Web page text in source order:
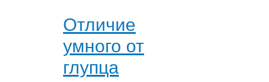
Отличие
умного от
глупца